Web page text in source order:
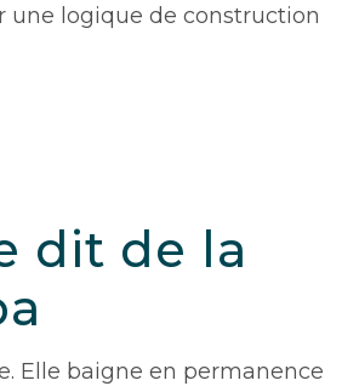
une logique de construction
dit de la
Elle baigne en permanence